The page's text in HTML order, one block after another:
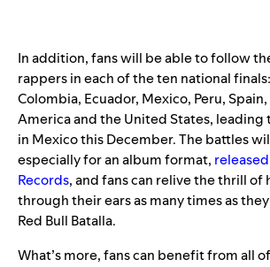
In addition, fans will be able to follow
rappers in each of the ten national
Colombia, Ecuador, Mexico, Peru,
America and the United States, leading
in Mexico this December. The battles
especially for an album format,
Records, and fans can relive the thrill of
through their ears as many times as
Red Bull Batalla.
What’s more, fans can benefit from all